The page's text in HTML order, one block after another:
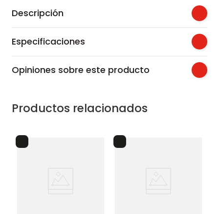
Descripción
Especificaciones
Opiniones sobre este producto
Productos relacionados